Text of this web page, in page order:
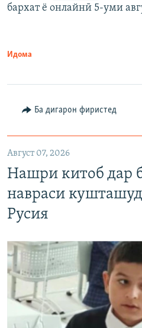
бархат ё онлайнӣ 5-уми
Идома
Ба дигарон фиристед
Август 07, 2026
Нашри китоб дар
навраси
Русия